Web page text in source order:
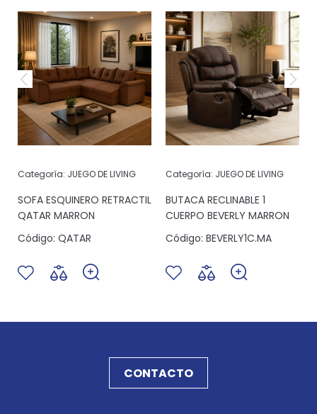
Categoría: JUEGO DE LIVING
SOFA ESQUINERO RETRACTIL
QATAR MARRON
Código: QATAR
Categoría: JUEGO DE LIVING
BUTACA RECLINABLE 1
CUERPO BEVERLY MARRON
Código: BEVERLY1C.MA
CONTACTO